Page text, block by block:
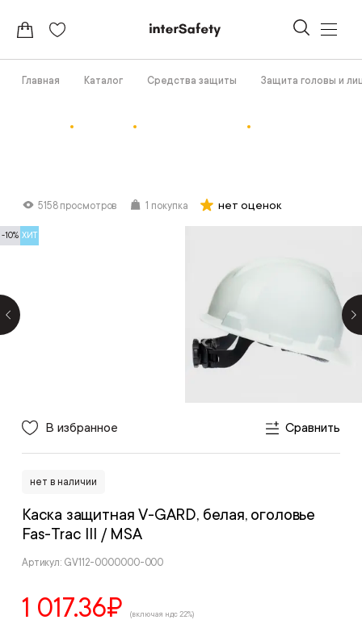
Главная Каталог Средства защиты Защита головы и
5158 просмотров 1 покупка нет оценок
-10% ХИТ
В избранное Сравнить
нет в наличии
Каска защитная V-GARD, белая, оголовье
Fas-Trac III
/ MSA
Артикул: GV112-0000000-000
1 017.36₽ (включая ндс 22%)